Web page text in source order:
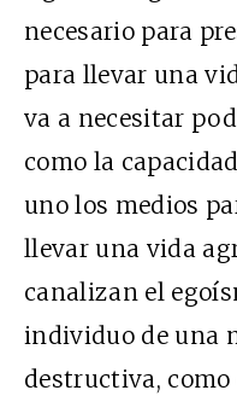
necesario para
para llevar una
va a necesitar
como la
uno los medios
llevar una vida
canalizan el
individuo de una
destructiva, como